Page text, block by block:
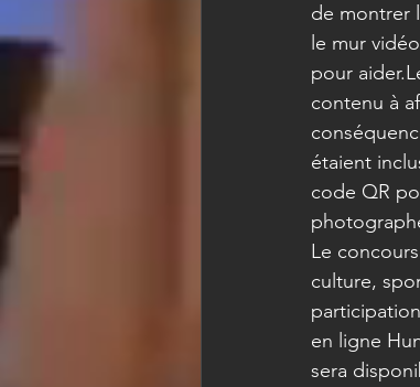
de montrer
le mur
pour
contenu à
étaient
code QR
Le
culture,
en ligne
sera